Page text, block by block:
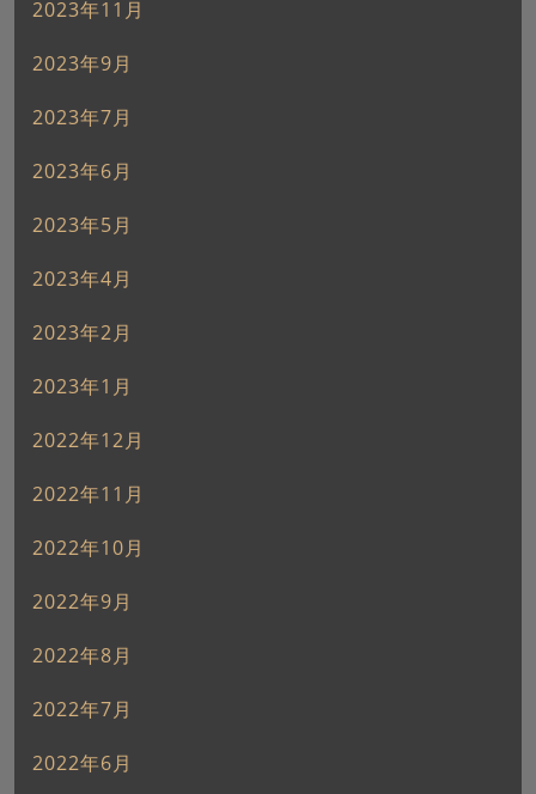
2023年11月
2023年9月
2023年7月
2023年6月
2023年5月
2023年4月
2023年2月
2023年1月
2022年12月
2022年11月
2022年10月
2022年9月
2022年8月
2022年7月
2022年6月